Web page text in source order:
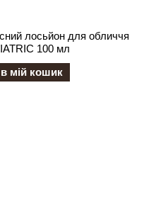
лосьйон для обличчя
100 мл
мій кошик